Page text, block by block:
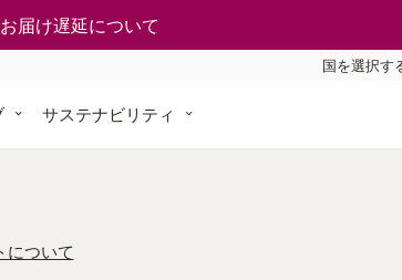
届け遅延について
国を選択す
入手するの？
サステナビリティ
について